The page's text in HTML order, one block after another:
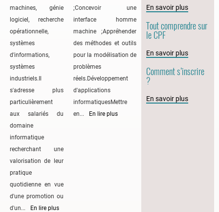
machines, génie
logiciel, recherche
opérationnelle,
systèmes
d'informations,
systèmes
industriels.Il
s'adresse plus
particulièrement
aux salariés du
domaine
informatique
recherchant une
valorisation de leur
pratique
quotidienne en vue
d'une promotion ou
d'un...
En lire plus
;Concevoir une
interface homme
machine ;Appréhender
des méthodes et outils
pour la modélisation de
problèmes
réels.Développement
d'applications
informatiquesMettre
en...
En lire plus
En savoir plus
Tout comprendre sur
le CPF
En savoir plus
Comment s’inscrire
?
En savoir plus